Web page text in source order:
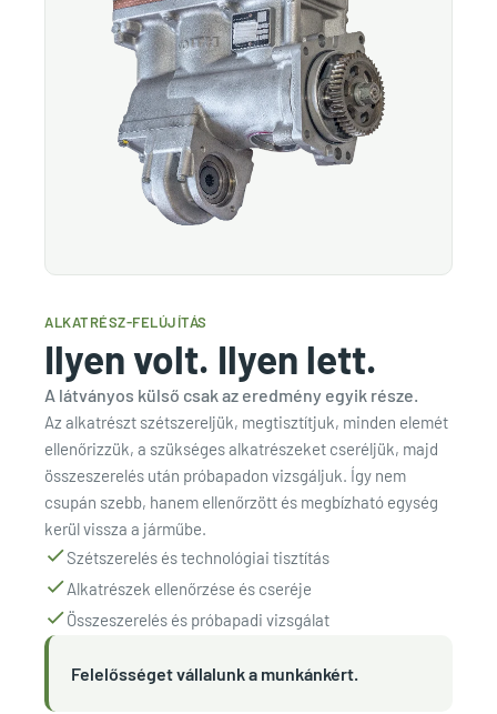
ALKATRÉSZ-FELÚJÍTÁS
Ilyen volt. Ilyen lett.
A látványos külső csak az eredmény egyik része.
Az alkatrészt szétszereljük, megtisztítjuk, minden elemét
ellenőrizzük, a szükséges alkatrészeket cseréljük, majd
összeszerelés után próbapadon vizsgáljuk. Így nem
csupán szebb, hanem ellenőrzött és megbízható egység
kerül vissza a járműbe.
Szétszerelés és technológiai tisztítás
Alkatrészek ellenőrzése és cseréje
Összeszerelés és próbapadi vizsgálat
Felelősséget vállalunk a munkánkért.